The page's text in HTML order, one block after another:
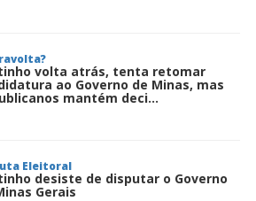
volta atrás, tenta retomar
ao Governo de Minas, mas
mantém deci...
Eleitoral
desiste de disputar o Governo
Gerais